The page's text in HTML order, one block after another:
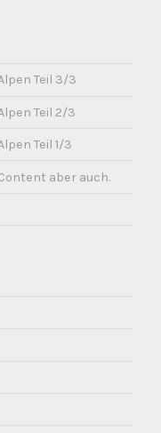
Teil 3/3
Teil 2/3
Teil 1/3
aber auch.